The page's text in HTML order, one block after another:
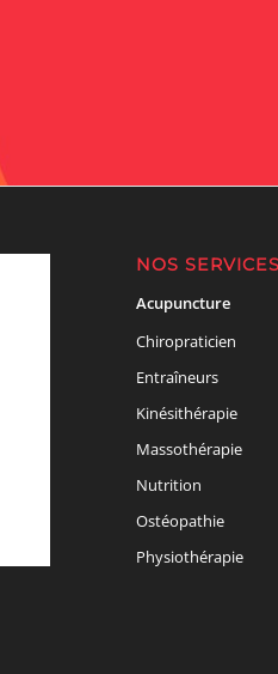
NOS SERVICES
Acupuncture
Chiropraticien
Entraîneurs
Kinésithérapie
Massothérapie
Nutrition
Ostéopathie
Physiothérapie